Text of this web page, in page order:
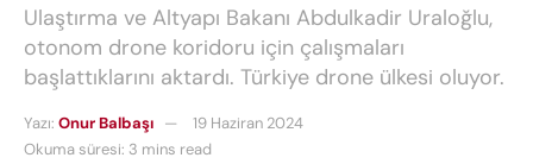
Ulaştırma ve Altyapı Bakanı Abdulkadir Uraloğlu,
otonom drone koridoru için çalışmaları
başlattıklarını aktardı. Türkiye drone ülkesi oluyor.
Yazı: Onur Balbaşı
19 Haziran 2024
Okuma süresi: 3 mins read